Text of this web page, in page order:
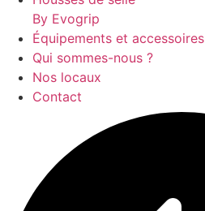
By Evogrip
Équipements et accessoires
Qui sommes-nous ?
Nos locaux
Contact